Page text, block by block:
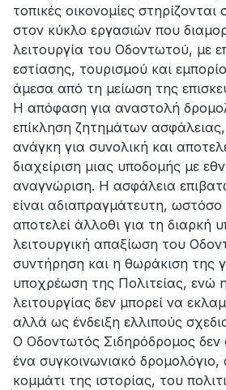
τοπικές οικονομίες
στον κύκλο εργασιών που
λειτουργία του Οδοντωτού, με
εστίασης, τουρισμού και
άμεσα από τη μείωση της
Η απόφαση για αναστολή
επίκληση ζητημάτων ασφάλειας,
ανάγκη για συνολική και
διαχείριση μιας υποδομής με
αναγνώριση. Η ασφάλεια
είναι αδιαπραγμάτευτη, ωστόσο
αποτελεί άλλοθι για τη διαρκή
λειτουργική απαξίωση του
συντήρηση και η θωράκιση της
υποχρέωση της Πολιτείας, ενώ
λειτουργίας δεν μπορεί να
αλλά ως ένδειξη ελλιπούς
Ο Οδοντωτός Σιδηρόδρομος δεν
ένα συγκοινωνιακό
κομμάτι της ιστορίας, του